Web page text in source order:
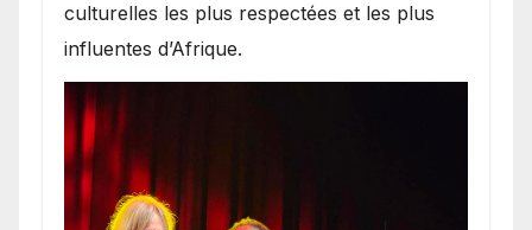
culturelles les plus respectées et les plus
influentes d’Afrique.